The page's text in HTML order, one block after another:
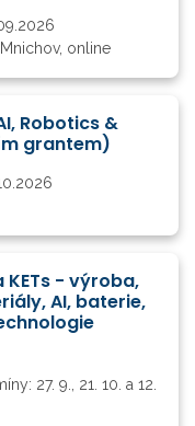
online
Robotics &
grantem)
- výroba,
AI, baterie,
27. 9., 21. 10. a 12.